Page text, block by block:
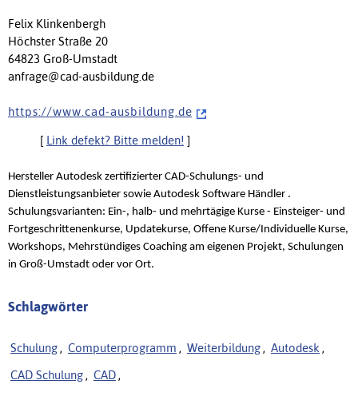
Felix Klinkenbergh
Höchster Straße 20
64823 Groß-Umstadt
anfrage@cad-ausbildung.de
h t t p s : / / w w w . c a d - a u s b i l d u n g . d e
[ Link defekt? Bitte melden! ]
Hersteller Autodesk zertifizierter CAD-Schulungs- und
Dienstleistungsanbieter sowie Autodesk Software Händler .
Schulungsvarianten: Ein-, halb- und mehrtägige Kurse - Einsteiger- und
Fortgeschrittenenkurse, Updatekurse, Offene Kurse/Individuelle Kurse,
Workshops, Mehrstündiges Coaching am eigenen Projekt, Schulungen
in Groß-Umstadt oder vor Ort.
Schlagwörter
Schulung , Computerprogramm , Weiterbildung , Autodesk ,
CAD Schulung , CAD ,